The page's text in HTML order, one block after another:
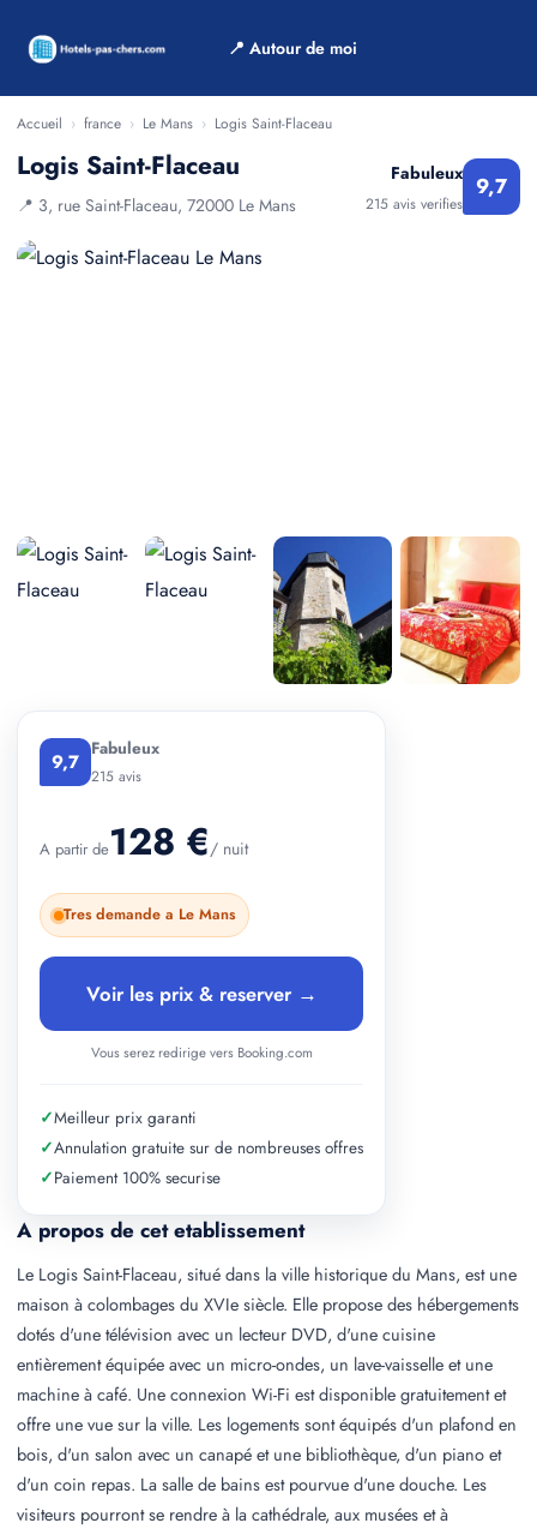
📍 Autour de moi
Accueil › france › Le Mans › Logis Saint-Flaceau
Logis Saint-Flaceau
📍 3, rue Saint-Flaceau, 72000 Le Mans
Fabuleux
215 avis verifies
9,7
A propos de cet etablissement
Le Logis Saint-Flaceau, situé dans la ville historique du Mans, est une
maison à colombages du XVIe siècle. Elle propose des hébergements
dotés d'une télévision avec un lecteur DVD, d'une cuisine
entièrement équipée avec un micro-ondes, un lave-vaisselle et une
machine à café. Une connexion Wi-Fi est disponible gratuitement et
offre une vue sur la ville. Les logements sont équipés d'un plafond en
bois, d'un salon avec un canapé et une bibliothèque, d'un piano et
d'un coin repas. La salle de bains est pourvue d'une douche. Les
visiteurs pourront se rendre à la cathédrale, aux musées et à
9,7 Fabuleux
215 avis
A partir de128 €/ nuit
Tres demande a Le Mans
Voir les prix & reserver →
Vous serez redirige vers Booking.com
✓Meilleur prix garanti
✓Annulation gratuite sur de nombreuses offres
✓Paiement 100% securise